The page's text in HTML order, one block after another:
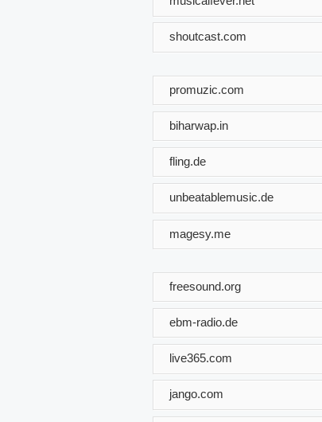
shoutcast.com
promuzic.com
biharwap.in
fling.de
unbeatablemusic.de
magesy.me
freesound.org
ebm-radio.de
live365.com
jango.com